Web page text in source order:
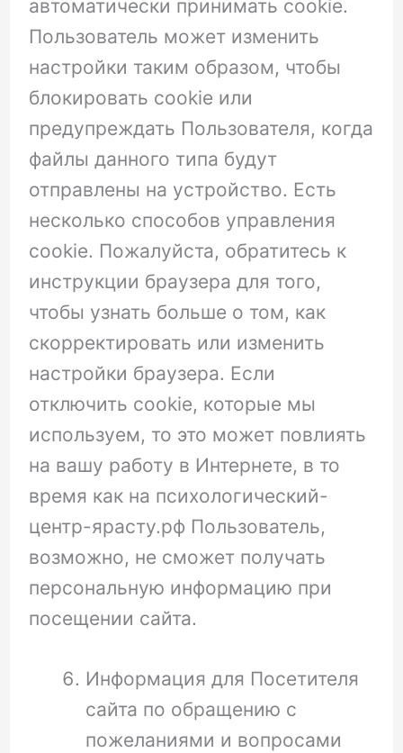
автоматически принимать cookie.
Пользователь может изменить
настройки таким образом, чтобы
блокировать cookie или
предупреждать Пользователя, когда
файлы данного типа будут
отправлены на устройство. Есть
несколько способов управления
cookie. Пожалуйста, обратитесь к
инструкции браузера для того,
чтобы узнать больше о том, как
скорректировать или изменить
настройки браузера. Если
отключить cookie, которые мы
используем, то это может повлиять
на вашу работу в Интернете, в то
время как на психологический-
центр-ярасту.рф Пользователь,
возможно, не сможет получать
персональную информацию при
посещении сайта.
Информация для Посетителя
сайта по обращению с
пожеланиями и вопросами